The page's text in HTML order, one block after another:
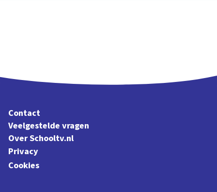
Contact
Veelgestelde vragen
Over Schooltv.nl
Privacy
Cookies